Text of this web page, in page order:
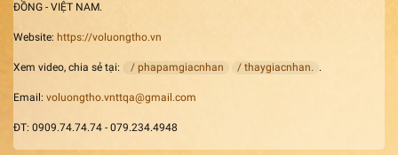
ĐỒNG - VIỆT NAM.
Website: https://voluongtho.vn
Xem video, chia sẻ tại: / phapamgiacnhan / thaygiacnhan. .
Email: voluongtho.vnttqa@gmail.com
ĐT: 0909.74.74.74 - 079.234.4948